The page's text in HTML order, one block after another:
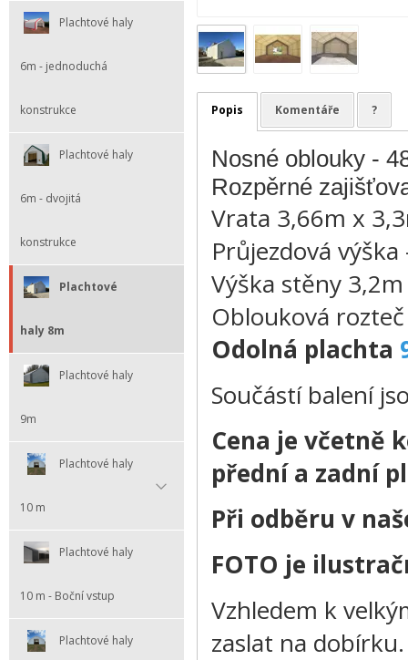
Plachtové haly
6m - jednoduchá
konstrukce
Plachtové haly
6m - dvojitá
konstrukce
Plachtové
haly 8m
Plachtové haly
9m
Plachtové haly
10 m
Plachtové haly
10 m - Boční vstup
Plachtové haly
Popis Komentáře ?
Nosné oblouky -
Rozpěrné
Vrata 3,66m x
Průjezdová
Výška stěny
Oblouková
Odolná plachta
Součástí balení
Cena je včetně
přední a zadní
Při odběru v
FOTO je
Vzhledem k
zaslat na dobírku.